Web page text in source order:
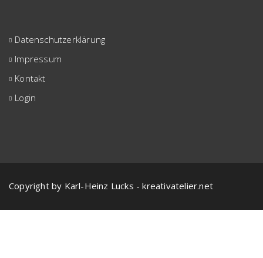
Datenschutzerklärung
Impressum
Kontakt
Login
Copyright by Karl-Heinz Lucks - kreativatelier.net